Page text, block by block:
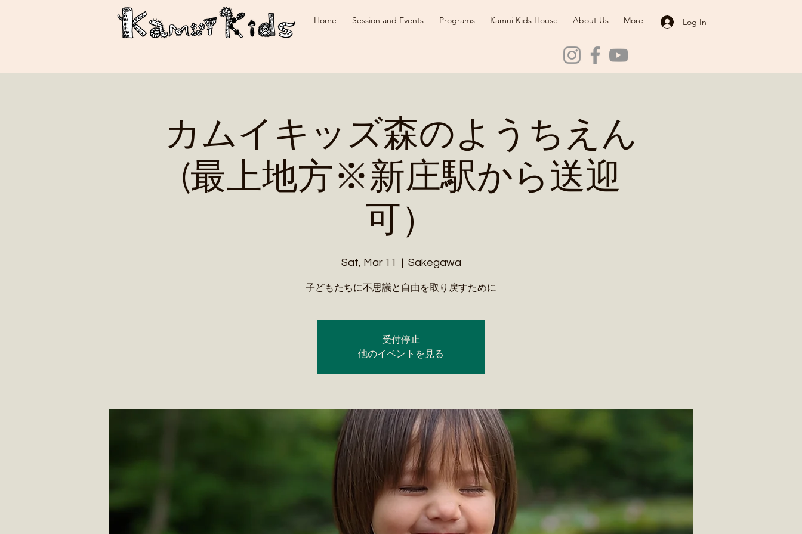
Home Session and Events Programs Kamui Kids House About Us More Log In
カムイキッズ森のようちえん
(最上地方※新庄駅から送迎
可）
Sat, Mar 11
  |
Sakegawa
子どもたちに不思議と自由を取り戻すために
受付停止
他のイベントを見る